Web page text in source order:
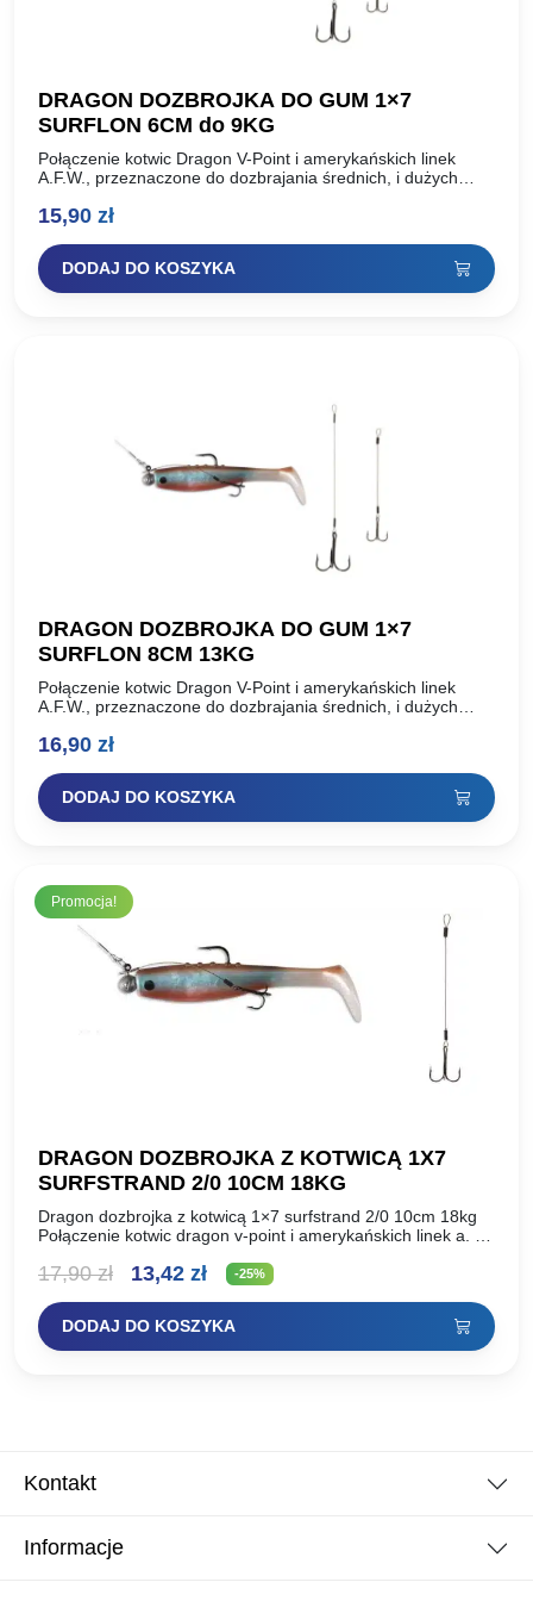
DRAGON DOZBROJKA DO GUM 1×7
SURFLON 6CM do 9KG
Połączenie kotwic Dragon V-Point i amerykańskich linek
A.F.W., przeznaczone do dozbrajania średnich, i dużych
Wytrzymałość: 9kg Kotwica…
15,90 zł
DODAJ DO KOSZYKA
DRAGON DOZBROJKA DO GUM 1×7
SURFLON 8CM 13KG
Połączenie kotwic Dragon V-Point i amerykańskich linek
A.F.W., przeznaczone do dozbrajania średnich, i dużych
Wytrzymałość: 13kg Kotwica…
16,90 zł
DODAJ DO KOSZYKA
Promocja!
DRAGON DOZBROJKA Z KOTWICĄ 1X7
SURFSTRAND 2/0 10CM 18KG
Dragon dozbrojka z kotwicą 1×7 surfstrand 2/0 10cm 18kg
Połączenie kotwic dragon v-point i amerykańskich linek a. F.
17,90zł
Pierwotna
cena
wynosiła:
13,42 złAktualna
cena
wynosi:
-25%
DODAJ DO KOSZYKA
Kontakt
Informacje